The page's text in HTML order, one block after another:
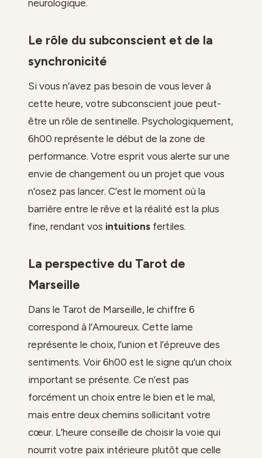
neurologique.
Le rôle du subconscient et de la
synchronicité
Si vous n’avez pas besoin de vous lever à
cette heure, votre subconscient joue peut-
être un rôle de sentinelle. Psychologiquement,
6h00 représente le début de la zone de
performance. Votre esprit vous alerte sur une
envie de changement ou un projet que vous
n’osez pas lancer. C’est le moment où la
barrière entre le rêve et la réalité est la plus
fine, rendant vos intuitions fertiles.
La perspective du Tarot de
Marseille
Dans le Tarot de Marseille, le chiffre 6
correspond à l’Amoureux. Cette lame
représente le choix, l’union et l’épreuve des
sentiments. Voir 6h00 est le signe qu’un choix
important se présente. Ce n’est pas
forcément un choix entre le bien et le mal,
mais entre deux chemins sollicitant votre
cœur. L’heure conseille de choisir la voie qui
nourrit votre paix intérieure plutôt que celle